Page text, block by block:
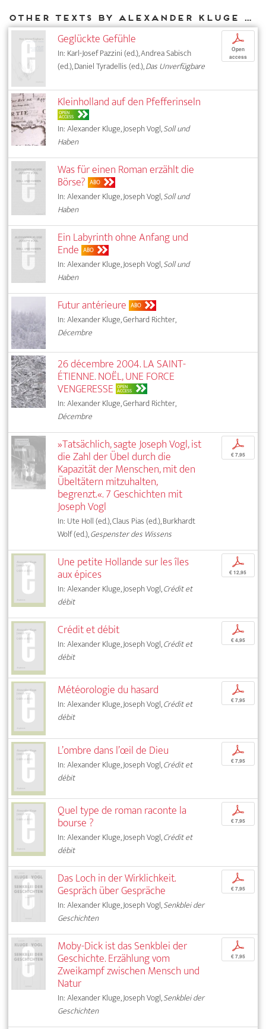
Other texts by Alexander Kluge for DIAPHANES
Geglückte Gefühle
In: Karl-Josef Pazzini (ed.), Andrea Sabisch
(ed.), Daniel Tyradellis (ed.),Das Unverfügbare
p
Open
access
Kleinholland auf den Pfefferinseln
OPEN
ACCESS
In: Alexander Kluge, Joseph Vogl,Soll und
Haben
Was für einen Roman erzählt die
Börse? ABO
In: Alexander Kluge, Joseph Vogl,Soll und
Haben
Ein Labyrinth ohne Anfang und
Ende ABO
In: Alexander Kluge, Joseph Vogl,Soll und
Haben
Futur antérieure ABO
In: Alexander Kluge, Gerhard Richter,
Décembre
26 décembre 2004. LA SAINT-
ÉTIENNE. NOËL, UNE FORCE
VENGERESSE OPEN
ACCESS
In: Alexander Kluge, Gerhard Richter,
Décembre
»Tatsächlich, sagte Joseph Vogl, ist
die Zahl der Übel durch die
Kapazität der Menschen, mit den
Übeltätern mitzuhalten,
begrenzt.«. 7 Geschichten mit
Joseph Vogl
In: Ute Holl (ed.), Claus Pias (ed.), Burkhardt
Wolf (ed.),Gespenster des Wissens
p
€ 7,95
Une petite Hollande sur les îles
aux épices
In: Alexander Kluge, Joseph Vogl,Crédit et
débit
p
€ 12,95
Crédit et débit
In: Alexander Kluge, Joseph Vogl,Crédit et
débit
p
€ 4,95
Météorologie du hasard
In: Alexander Kluge, Joseph Vogl,Crédit et
débit
p
€ 7,95
L’ombre dans l’œil de Dieu
In: Alexander Kluge, Joseph Vogl,Crédit et
débit
p
€ 7,95
Quel type de roman raconte la
bourse ?
In: Alexander Kluge, Joseph Vogl,Crédit et
débit
p
€ 7,95
Das Loch in der Wirklichkeit.
Gespräch über Gespräche
In: Alexander Kluge, Joseph Vogl,Senkblei der
Geschichten
p
€ 7,95
Moby-Dick ist das Senkblei der
Geschichte. Erzählung vom
Zweikampf zwischen Mensch und
Natur
In: Alexander Kluge, Joseph Vogl,Senkblei der
Geschichten
p
€ 7,95